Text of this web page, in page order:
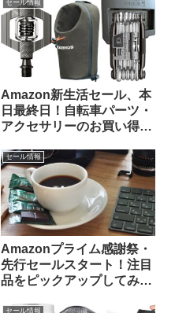
セール情報
Amazon新生活セール、本
日最終日！自転車パーツ・
アクセサリーのお買い得品
します
セール情報
Amazonプライム感謝祭・
先行セールスタート！注目
品をピックアップしてみま
セール情報